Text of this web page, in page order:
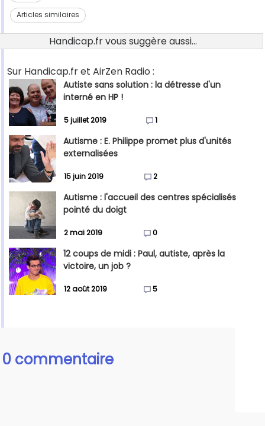
Articles similaires
Handicap.fr vous suggère aussi...
Sur Handicap.fr et AirZen Radio :
Autiste sans solution : la détresse d'un
interné en HP !
5 juillet 2019 1
Autisme : E. Philippe promet plus d'unités
externalisées
15 juin 2019 2
Autisme : l'accueil des centres spécialisés
pointé du doigt
2 mai 2019 0
12 coups de midi : Paul, autiste, après la
victoire, un job ?
12 août 2019 5
0 commentaire